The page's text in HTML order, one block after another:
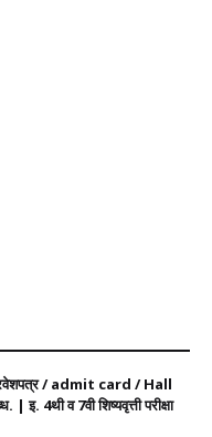
प्रवेशपत्र / admit card / Hall
4थी व 7वी शिष्यवृत्ती परीक्षा